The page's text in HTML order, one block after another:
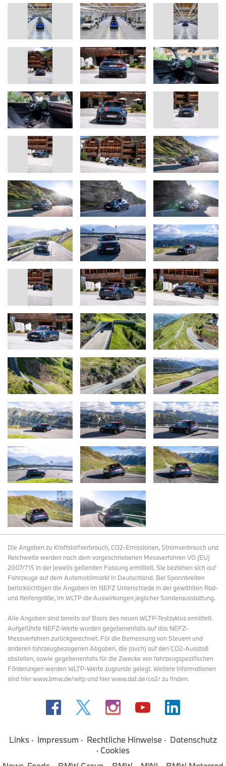
Die Angaben zu Kraftstoffverbrauch, CO2-Emissionen, Stromverbrauch und
Reichweite werden nach dem vorgeschriebenen Messverfahren VO (EU)
2007/715 in der jeweils geltenden Fassung ermittelt. Sie beziehen sich auf
Fahrzeuge auf dem Automobilmarkt in Deutschland. Bei Spannbreiten
berücksichtigen die Angaben im NEFZ Unterschiede in der gewählten Rad-
und Reifengröße, im WLTP die Auswirkungen jeglicher Sonderausstattung.
Alle Angaben sind bereits auf Basis des neuen WLTP-Testzyklus ermittelt.
Aufgeführte NEFZ-Werte wurden gegebenenfalls auf das NEFZ-
Messverfahren zurückgerechnet. Für die Bemessung von Steuern und
anderen fahrzeugbezogenen Abgaben, die (auch) auf den CO2-Ausstoß
abstellen, sowie gegebenenfalls für die Zwecke von fahrzeugspezifischen
Förderungen werden WLTP-Werte zugrunde gelegt. Weitere Informationen
sind hier www.bmw.de/wltp und hier www.dat.de/co2/ zu finden.
Links Impressum Rechtliche Hinweise
Datenschutz
Cookies